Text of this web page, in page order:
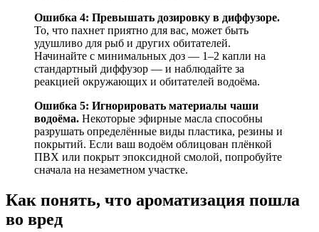
Ошибка 4: Превышать дозировку в диффузоре.
То, что пахнет приятно для вас, может быть
удушливо для рыб и других обитателей.
Начинайте с минимальных доз — 1–2 капли на
стандартный диффузор — и наблюдайте за
реакцией окружающих и обитателей водоёма.
Ошибка 5: Игнорировать материалы чаши
водоёма. Некоторые эфирные масла способны
разрушать определённые виды пластика, резины и
покрытий. Если ваш водоём облицован плёнкой
ПВХ или покрыт эпоксидной смолой, попробуйте
сначала на незаметном участке.
Как понять, что ароматизация пошла
во вред